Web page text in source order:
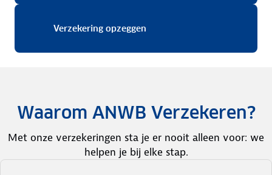
Verzekering opzeggen
Waarom ANWB Verzekeren?
Met onze verzekeringen sta je er nooit alleen voor: we
helpen je bij elke stap.